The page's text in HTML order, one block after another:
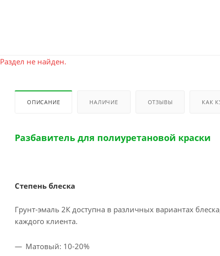
Раздел не найден.
ОПИСАНИЕ НАЛИЧИЕ ОТЗЫВЫ КАК
Разбавитель для полиуретановой краски
Степень блеска
Грунт-эмаль 2К доступна в различных вариантах
каждого клиента.
Матовый: 10-20%